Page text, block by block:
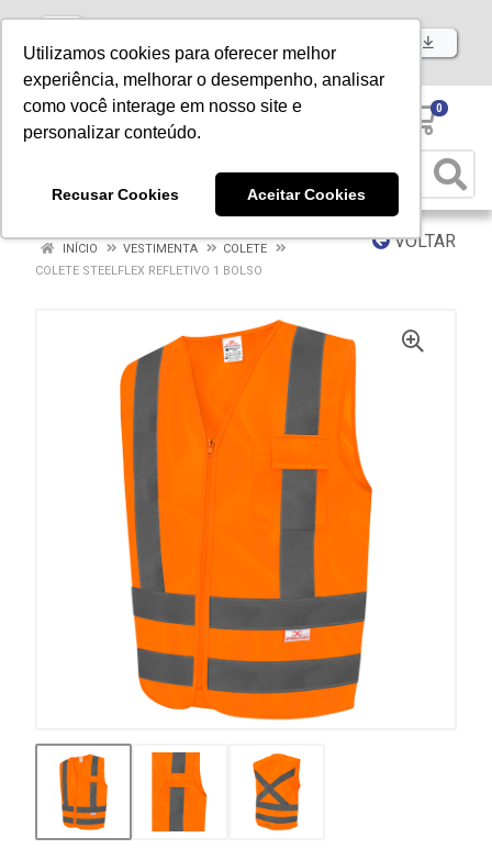
Utilizamos cookies para oferecer melhor
experiência, melhorar o desempenho, analisar
como você interage em nosso site e
personalizar conteúdo.
Recusar Cookies Aceitar Cookies
Baixe já nosso APP
0
VOLTAR
INÍCIO VESTIMENTA
COLETE
COLETE STEELFLEX REFLETIVO 1 BOLSO